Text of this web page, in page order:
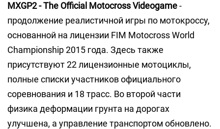
MXGP2 - The Official Motocross Videogame-
продолжение реалистичной игры по мотокроссу,
основанной на лицензии FIM Motocross World
Championship 2015 года. Здесь также
присутствуют 22 лицензионные мотоциклы,
полные списки участников официального
соревнования и 18 трасс. Во второй части
физика деформации грунта на дорогах
улучшена, а управление транспортом обновлено.